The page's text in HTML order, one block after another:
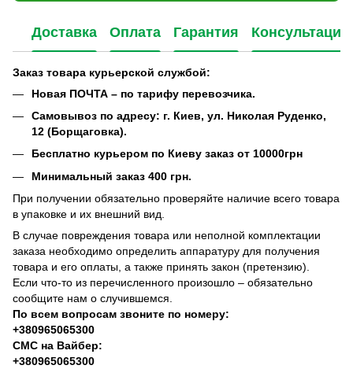
Доставка Оплата Гарантия Консультация
Заказ товара курьерской службой:
Новая ПОЧТА – по тарифу перевозчика.
Самовывоз по адресу: г. Киев, ул. Николая Руденко,
12 (Борщаговка).
Бесплатно курьером по Киеву заказ от 10000грн
Минимальный заказ 400 грн.
При получении обязательно проверяйте наличие всего товара
в упаковке и их внешний вид.
В случае повреждения товара или неполной комплектации
заказа необходимо определить аппаратуру для получения
товара и его оплаты, а также принять закон (претензию).
Если что-то из перечисленного произошло – обязательно
сообщите нам о случившемся.
По всем вопросам звоните по номеру:
+380965065300
СМС на Вайбер:
+380965065300